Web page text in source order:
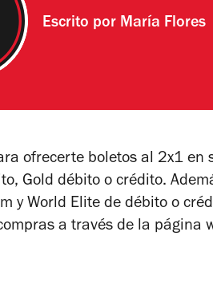
Escrito por María Flores
ofrecerte boletos al 2x1 en
Gold débito o crédito.
y World Elite de débito o
a través de la página